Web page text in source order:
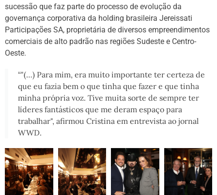
sucessão que faz parte do processo de evolução da
governança corporativa da holding brasileira Jereissati
Participações SA, proprietária de diversos empreendimentos
comerciais de alto padrão nas regiões Sudeste e Centro-
Oeste.
“"(…) Para mim, era muito importante ter certeza de
que eu fazia bem o que tinha que fazer e que tinha
minha própria voz. Tive muita sorte de sempre ter
líderes fantásticos que me deram espaço para
trabalhar", afirmou Cristina em entrevista ao jornal
WWD.